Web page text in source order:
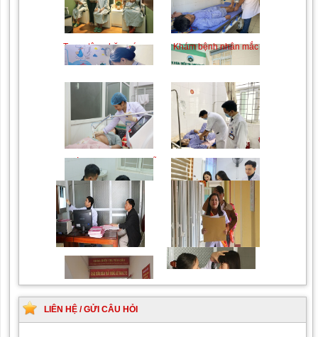
Trung tâm chăm sóc mẹ
bầu và sau sinh
Khám bệnh nhân mắc
các bệnh lý về xương,
khớp
Chiếu tia Plasma lạnh hỗ
trợ điều trị vết thương
Khám bệnh nhân sau
phẫu thuật
Khám Ngoại khoa
Đội ngũ hướng dẫn
chuyên nghiệp, tận tình
LIÊN HỆ / GỬI CÂU HỎI